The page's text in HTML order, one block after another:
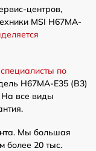
центров,
MSI H67MA-
специалисты по
H67MA-E35 (B3)
На все виды
Мы большая
более 20 тыс.